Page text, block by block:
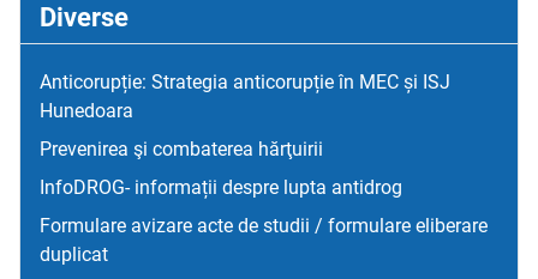
Diverse
Anticorupție: Strategia anticorupție în MEC și ISJ
Hunedoara
Prevenirea şi combaterea hărţuirii
InfoDROG- informații despre lupta antidrog
Formulare avizare acte de studii / formulare eliberare
duplicat